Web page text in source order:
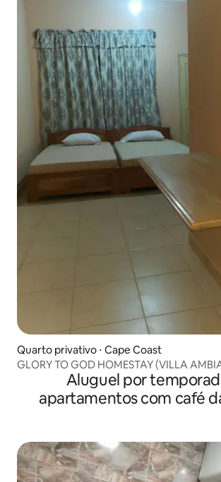
Quarto privativo ⋅ Cape Coast
GLORY TO GOD HOMESTAY (VILLA
Aluguel por
apartamentos com café